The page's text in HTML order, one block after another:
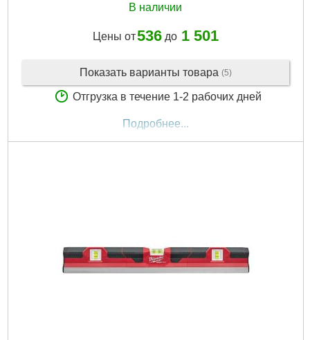
В наличии
Цены от536до 1 501
Показать варианты товара (5)
Отгрузка в течение 1-2 рабочих дней
Подробнее...